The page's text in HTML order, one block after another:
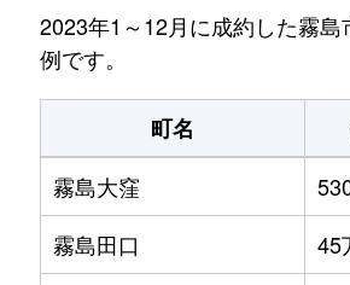
2023年1～12月に成約した霧
例です。
町名
霧島大窪
霧島田口
45